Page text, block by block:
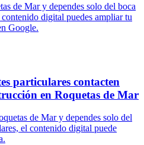
de Mar y dependes solo del boca
digital puedes ampliar tu
Google.
particulares contacten
en Roquetas de Mar
de Mar y dependes solo del
el contenido digital puede